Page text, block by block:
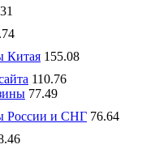
Китая 155.08
110.76
77.49
России и СНГ 76.64